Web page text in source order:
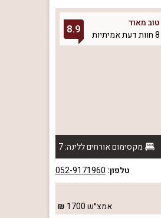
טוב מאוד
8 חוות דעת אמיתיות
8.9
מקסימום אורחים ללינה: 7
טלפון: 052-9171960
אמצ״ש1700